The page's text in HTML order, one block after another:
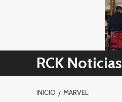
RCK Noticias
INICIO MARVEL